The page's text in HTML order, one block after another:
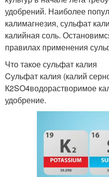
удобрений. Наиболее
калимагнезия, сульфат
калийная соль.
правилах применения
Что такое сульфат калия
Cульфат калия (калий
К2SO4водорастворимое
удобрение.